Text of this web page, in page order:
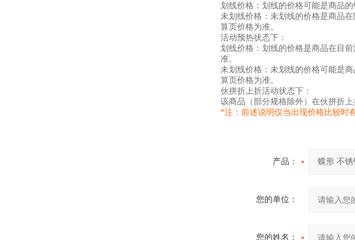
划线价格：划线的价格可能是商品
未划线价格：未划线的价格是商品
算页价格为准。
活动预热状态下：
划线价格：划线的价格是商品在目
准。
未划线价格：未划线的价格可能是
算页价格为准。
伙拼折上折活动状态下：
该商品（部分规格除外）在伙拼折
*注：前述说明仅当出现价格比较时
产品：
您的单位：
您的姓名：